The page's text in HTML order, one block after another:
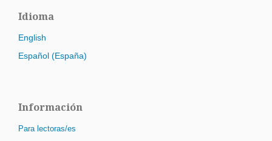
Idioma
English
Español (España)
Información
Para lectoras/es